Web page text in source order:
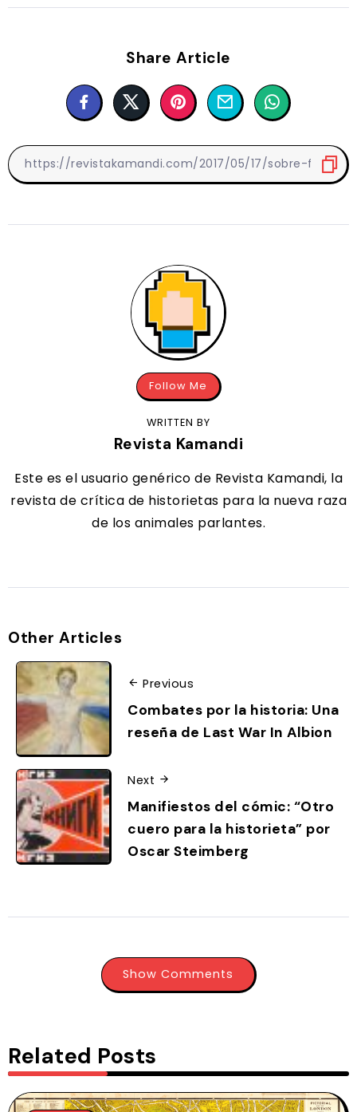
Share Article
Follow Me
WRITTEN BY
Revista Kamandi
Este es el usuario genérico de Revista Kamandi, la
revista de crítica de historietas para la nueva raza
de los animales parlantes.
Other Articles
Previous
Combates por la historia: Una
reseña de Last War In Albion
Next
Manifiestos del cómic: “Otro
cuero para la historieta” por
Oscar Steimberg
Show Comments
Related Posts